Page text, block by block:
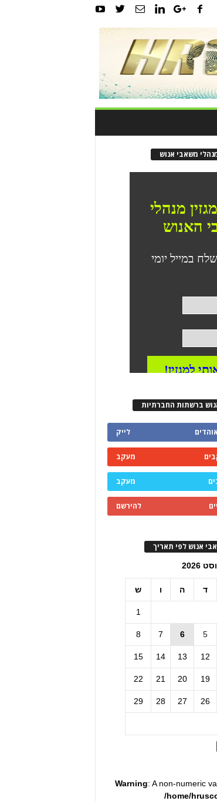
משאבי אנוש
ברשתות החברתיות
אוהדים לייק
מעקב
מעקב
להירשם
אנוש לפי תאריך
2026
ד ה ו ש
1
5
6
7
8
12
13
14
15
19
20
21
22
26
27
28
29
Warning: A non-numeric
/home/